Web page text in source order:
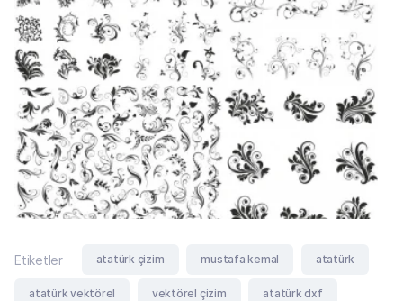
Etiketler atatürk çizim mustafa kemal atatürk
atatürk vektörel vektörel çizim atatürk dxf